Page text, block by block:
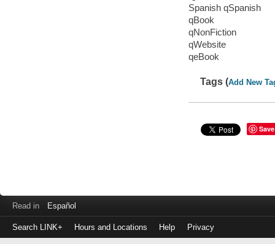
Spanish qSpanish
qBook
qNonFiction
qWebsite
qeBook
Tags (Add New
Save
Read in Español
Search LINK+ Hours and Locations Help Privacy